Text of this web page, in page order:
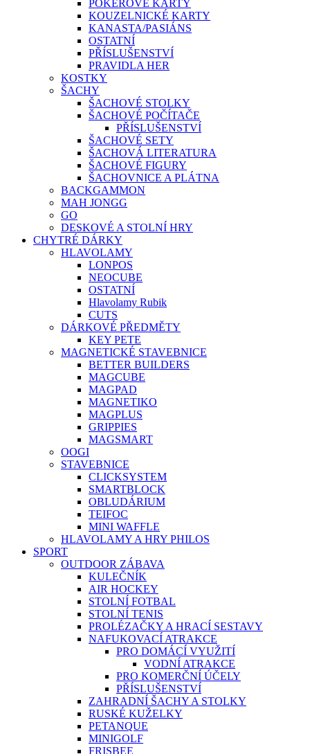
POKEROVÉ KARTY
KOUZELNICKÉ KARTY
KANASTA/PASIÁNS
OSTATNÍ
PŘÍSLUŠENSTVÍ
PRAVIDLA HER
KOSTKY
ŠACHY
ŠACHOVÉ STOLKY
ŠACHOVÉ POČÍTAČE
PŘÍSLUŠENSTVÍ
ŠACHOVÉ SETY
ŠACHOVÁ LITERATURA
ŠACHOVÉ FIGURY
ŠACHOVNICE A PLÁTNA
BACKGAMMON
MAH JONGG
GO
DESKOVÉ A STOLNÍ HRY
CHYTRÉ DÁRKY
HLAVOLAMY
LONPOS
NEOCUBE
OSTATNÍ
Hlavolamy Rubik
CUTS
DÁRKOVÉ PŘEDMĚTY
KEY PETE
MAGNETICKÉ STAVEBNICE
BETTER BUILDERS
MAGCUBE
MAGPAD
MAGNETIKO
MAGPLUS
GRIPPIES
MAGSMART
OOGI
STAVEBNICE
CLICKSYSTEM
SMARTBLOCK
OBLUDÁRIUM
TEIFOC
MINI WAFFLE
HLAVOLAMY A HRY PHILOS
SPORT
OUTDOOR ZÁBAVA
KULEČNÍK
AIR HOCKEY
STOLNÍ FOTBAL
STOLNÍ TENIS
PROLÉZAČKY A HRACÍ SESTAVY
NAFUKOVACÍ ATRAKCE
PRO DOMÁCÍ VYUŽITÍ
VODNÍ ATRAKCE
PRO KOMERČNÍ ÚČELY
PŘÍSLUŠENSTVÍ
ZAHRADNÍ ŠACHY A STOLKY
RUSKÉ KUŽELKY
PETANQUE
MINIGOLF
FRISBEE